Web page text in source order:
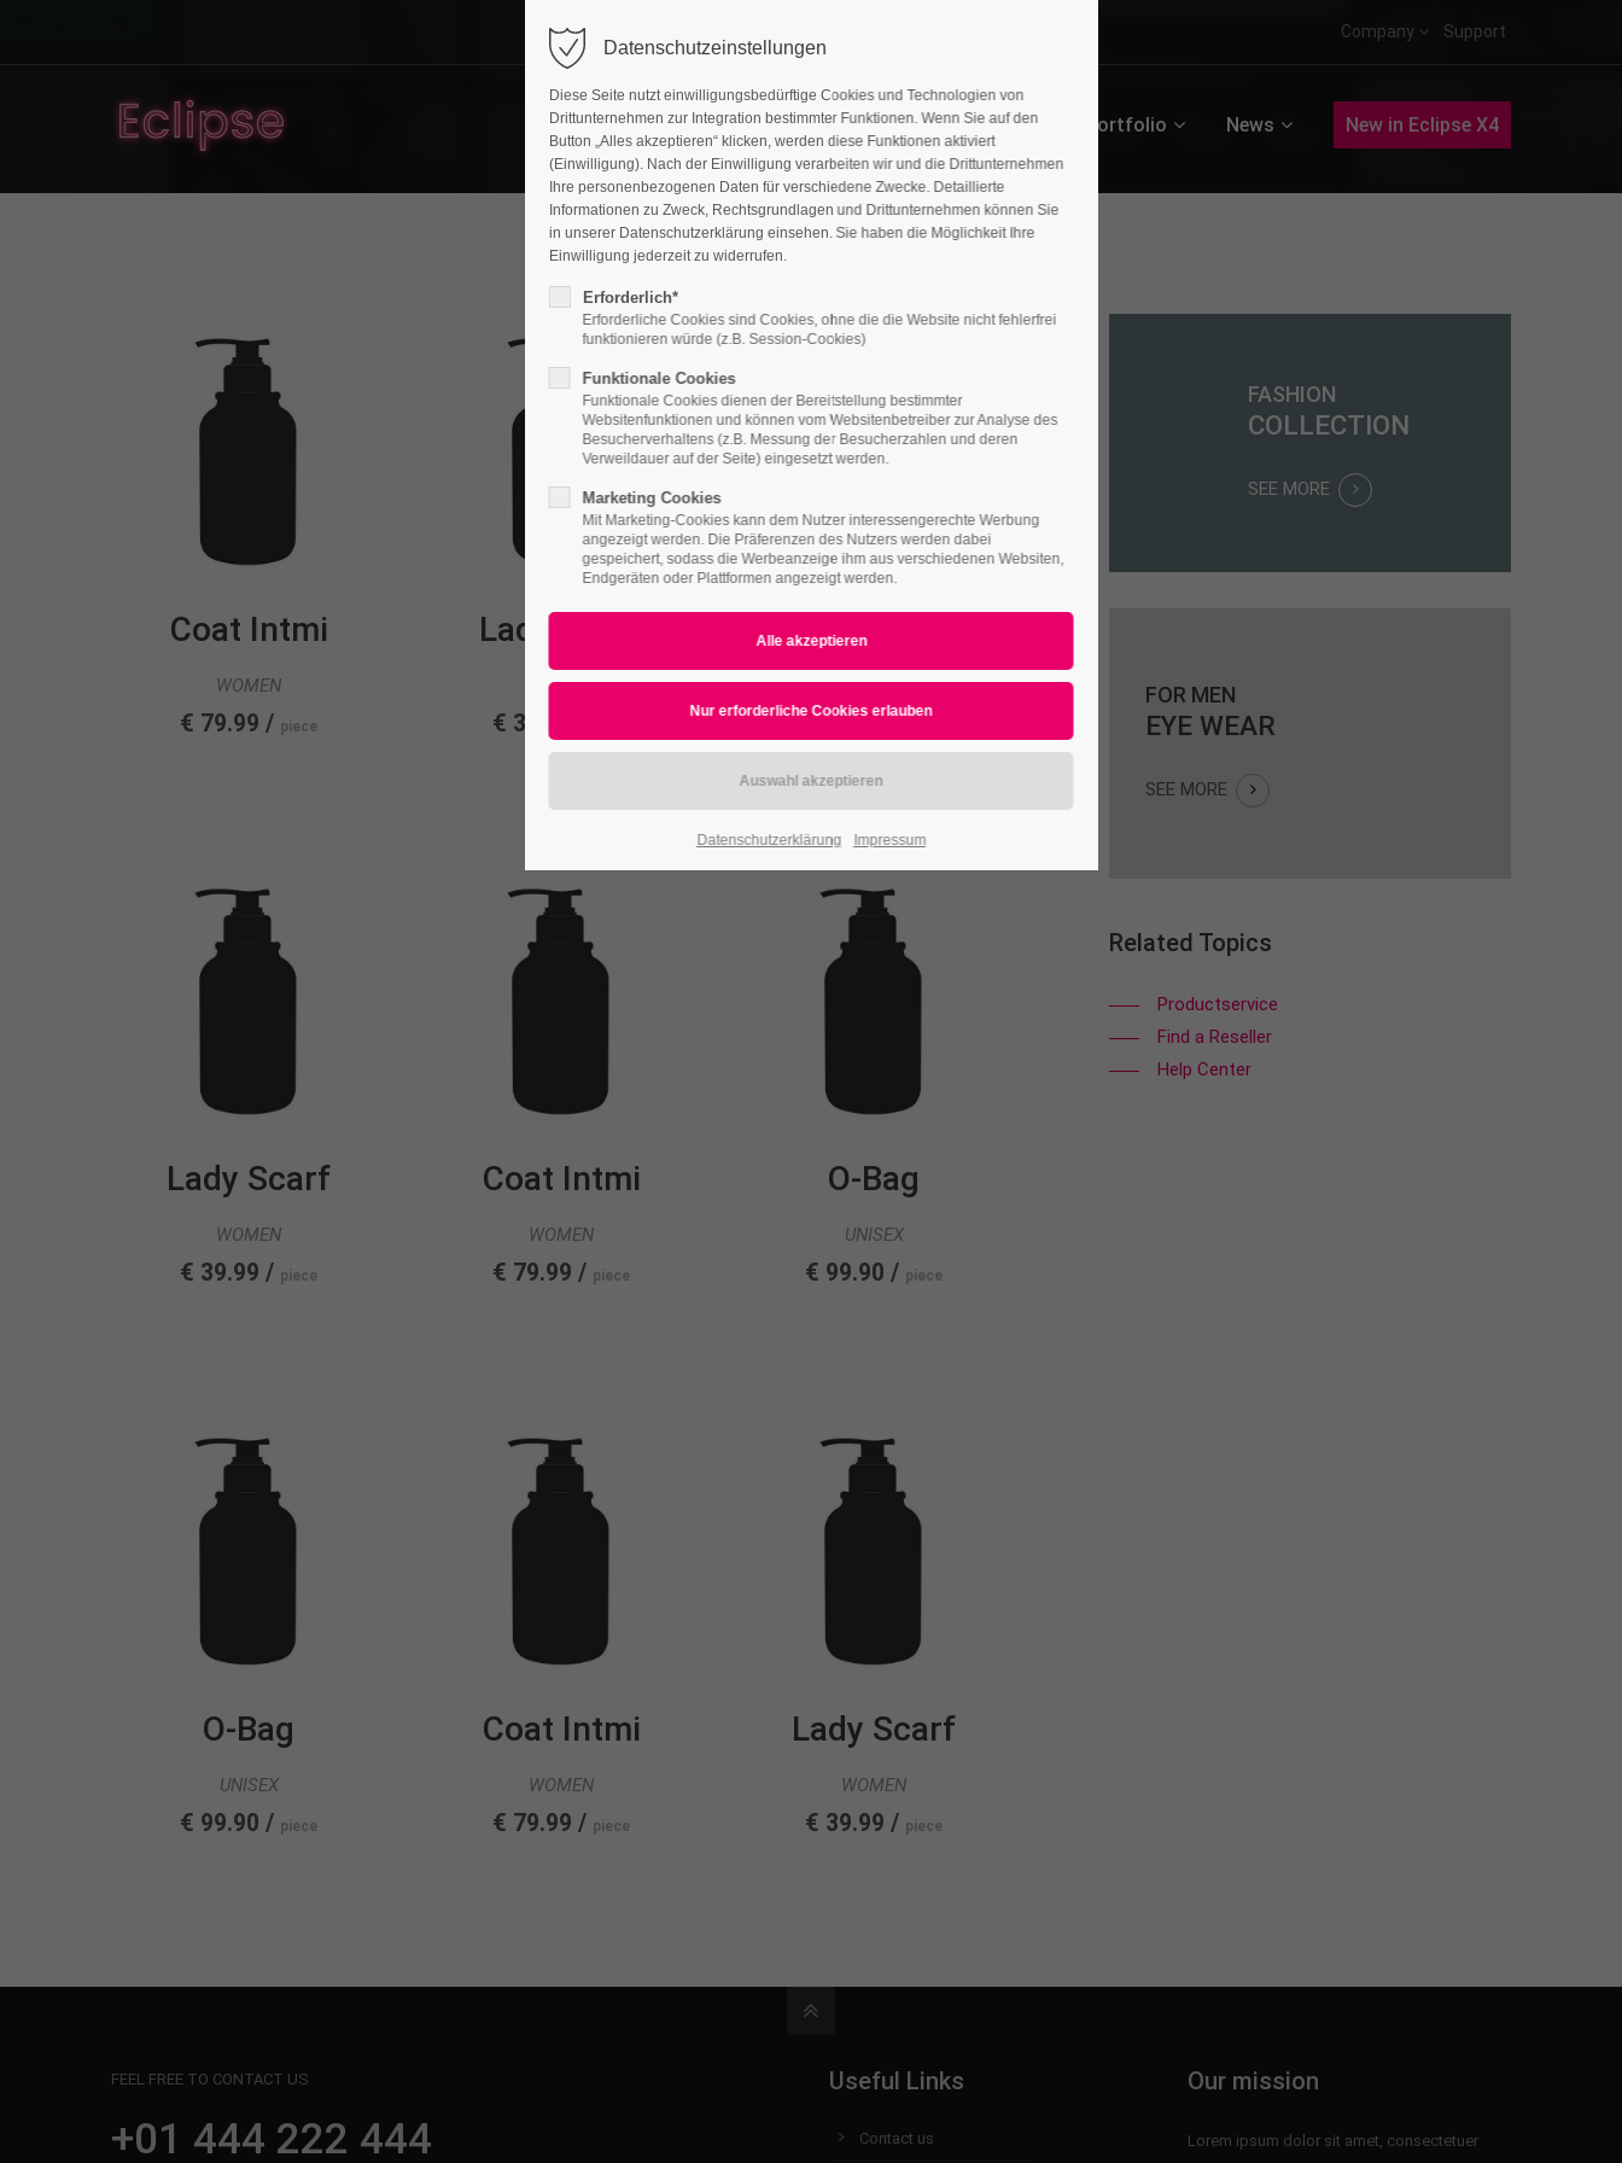
Company Support
Home Features Page Presets Portfolio News New in Eclipse X4
Coat Intmi
WOMEN
€ 79.99 / piece
Lady Scarf
WOMEN
€ 39.99 /
O-Bag
UNISEX
€ 99.90 /
Lady Scarf
WOMEN
€ 39.99 / piece
Coat Intmi
WOMEN
€ 79.99 / piece
O-Bag
UNISEX
€ 99.90 / piece
O-Bag
UNISEX
€ 99.90 / piece
Coat Intmi
WOMEN
€ 79.99 / piece
Lady Scarf
WOMEN
€ 39.99 / piece
FASHION
COLLECTION
SEE MORE
FOR MEN
EYE WEAR
SEE MORE
Related Topics
Productservice
Find a Reseller
Help Center
FEEL FREE TO CONTACT US
+01 444 222 444
Useful Links
Contact us
Our mission
Lorem ipsum dolor sit amet, consectetuer
Datenschutzeinstellungen
Diese Seite nutzt einwilligungsbedürftige Cookies und Technologien von
Drittunternehmen zur Integration bestimmter Funktionen. Wenn Sie auf den
Button „Alles akzeptieren“ klicken, werden diese Funktionen aktiviert
(Einwilligung). Nach der Einwilligung verarbeiten wir und die Drittunternehmen
Ihre personenbezogenen Daten für verschiedene Zwecke. Detaillierte
Informationen zu Zweck, Rechtsgrundlagen und Drittunternehmen können Sie
in unserer Datenschutzerklärung einsehen. Sie haben die Möglichkeit Ihre
Einwilligung jederzeit zu widerrufen.
Erforderlich*
Erforderliche Cookies sind Cookies, ohne die die Website nicht fehlerfrei
funktionieren würde (z.B. Session-Cookies)
Funktionale Cookies
Funktionale Cookies dienen der Bereitstellung bestimmter
Websitenfunktionen und können vom Websitenbetreiber zur Analyse des
Besucherverhaltens (z.B. Messung der Besucherzahlen und deren
Verweildauer auf der Seite) eingesetzt werden.
Marketing Cookies
Mit Marketing-Cookies kann dem Nutzer interessengerechte Werbung
angezeigt werden. Die Präferenzen des Nutzers werden dabei
gespeichert, sodass die Werbeanzeige ihm aus verschiedenen Websiten,
Endgeräten oder Plattformen angezeigt werden.
Datenschutzerklärung Impressum